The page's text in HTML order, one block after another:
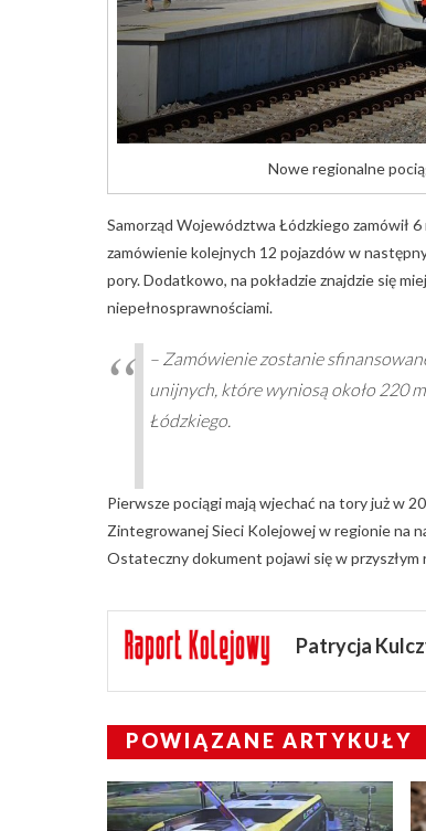
Nowe regionalne
Samorząd Województwa Łódzkiego zamówił
zamówienie kolejnych 12 pojazdów w
pory. Dodatkowo, na pokładzie znajdzie się
niepełnosprawnościami.
– Zamówienie zostanie
unijnych, które wyniosą około 220
Łódzkiego.
Pierwsze pociągi mają wjechać na tory już w
Zintegrowanej Sieci Kolejowej w regionie na
Ostateczny dokument pojawi się w przyszłym
Patrycja
POWIĄZANE ARTYKUŁY